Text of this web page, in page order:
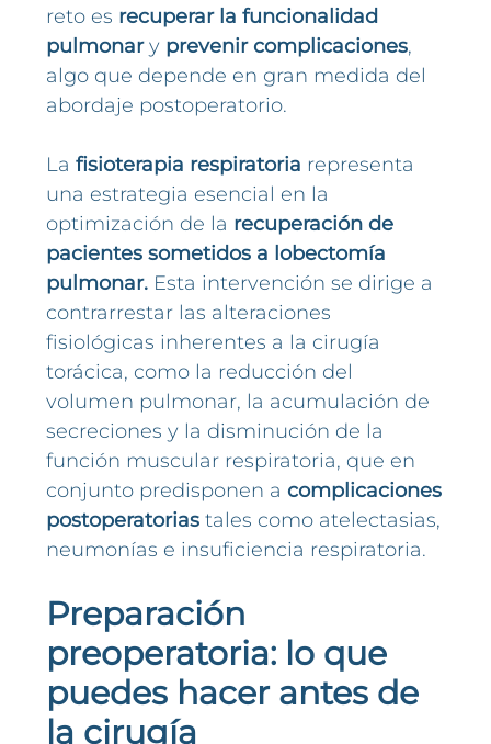
reto es recuperar la funcionalidad
pulmonary prevenir complicaciones,
algo que depende en gran medida del
abordaje postoperatorio.
Lafisioterapia respiratoria representa
una estrategia esencial en la
optimización de la recuperación de
pacientes sometidos a lobectomía
pulmonar. Esta intervención se dirige a
contrarrestar las alteraciones
fisiológicas inherentes a la cirugía
torácica, como la reducción del
volumen pulmonar, la acumulación de
secreciones y la disminución de la
función muscular respiratoria, que en
conjunto predisponen acomplicaciones
postoperatorias tales como atelectasias,
neumonías e insuficiencia respiratoria.
Preparación
preoperatoria: lo que
puedes hacer antes de
la cirugía